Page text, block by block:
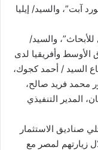
آبت”، والسيد/ إيليا
والسيد/
الأوسط وأفريقيا لدى
السيد / أحمد كجوك،
محمد فريد صالح،
المدير التنفيذي
صناديق الاستثمار
زيارتهم لمصر مع